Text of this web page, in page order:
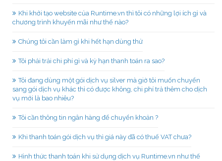
Khi khởi tạo website của Runtime.vn thì tôi có những lợi ích gì và
chương trình khuyến mãi như thế nào?
Chúng tôi cần làm gì khi hết hạn dùng thử
Tôi phải trải chi phí gì và kỳ hạn thanh toán ra sao?
Tôi đang dùng một gói dịch vụ silver mà giờ tôi muốn chuyển
sang gói dịch vụ khác thì có được không, chi phí trả thêm cho dịch
vụ mới là bao nhiêu?
Tôi cần thông tin ngân hàng để chuyển khoản ?
Khi thanh toán gói dịch vụ thì giá này đã có thuế VAT chưa?
Hình thức thanh toán khi sử dụng dịch vụ Runtime.vn như thế